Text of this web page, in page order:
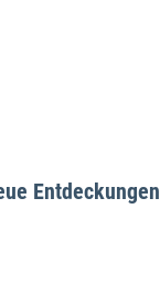
Entdeckungen